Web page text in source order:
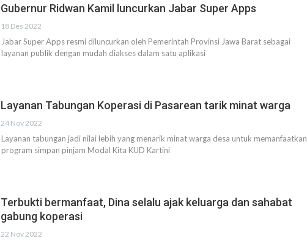
Gubernur Ridwan Kamil luncurkan Jabar Super Apps
18 Des 2022
Jabar Super Apps resmi diluncurkan oleh Pemerintah Provinsi Jawa Barat sebagai
layanan publik dengan mudah diakses dalam satu aplikasi
Layanan Tabungan Koperasi di Pasarean tarik minat warga
24 Nov 2022
Layanan tabungan jadi nilai lebih yang menarik minat warga desa untuk memanfaatkan
program simpan pinjam Modal Kita KUD Kartini
Terbukti bermanfaat, Dina selalu ajak keluarga dan sahabat
gabung koperasi
22 Nov 2022